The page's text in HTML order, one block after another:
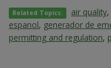
Related Topics: air quality,
espanol, generador de
permitting and regulation,